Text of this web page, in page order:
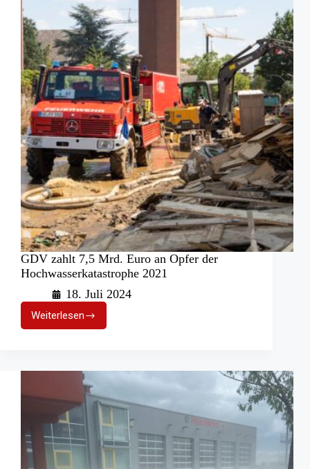
GDV zahlt 7,5 Mrd. Euro an Opfer der
Hochwasserkatastrophe 2021
18. Juli 2024
Weiterlesen
GDV
zahlt
Euro
Opfer
der
Hochwasserkatastrophe
2021